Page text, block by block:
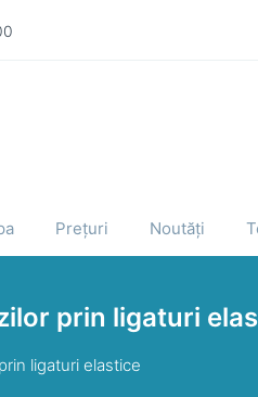
Prețuri Noutăți
prin ligaturi
ligaturi elastice